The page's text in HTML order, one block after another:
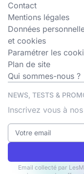
Contact
Mentions légales
Données
et cookies
Paramétrer les
Plan de site
Qui sommes-nous ?
NEWS, TESTS &
Inscrivez vous à
Email collecté par